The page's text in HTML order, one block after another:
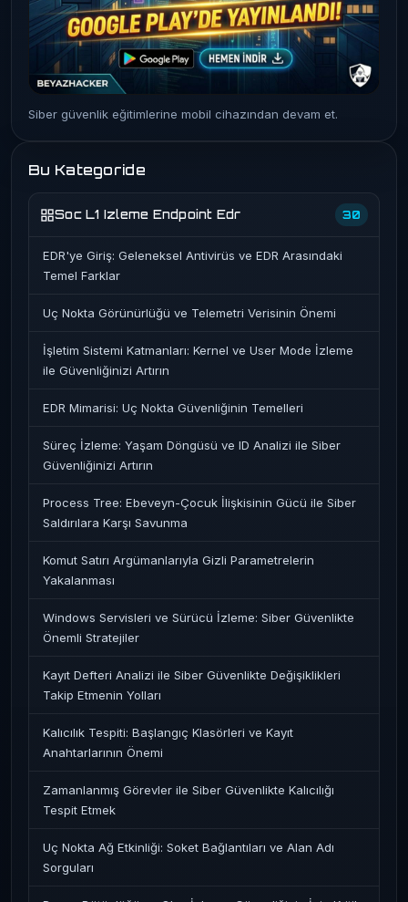
Siber güvenlik eğitimlerine mobil cihazından devam et.
Bu Kategoride
Soc L1 Izleme Endpoint Edr 30
EDR'ye Giriş: Geleneksel Antivirüs ve EDR Arasındaki
Temel Farklar
Uç Nokta Görünürlüğü ve Telemetri Verisinin Önemi
İşletim Sistemi Katmanları: Kernel ve User Mode İzleme
ile Güvenliğinizi Artırın
EDR Mimarisi: Uç Nokta Güvenliğinin Temelleri
Süreç İzleme: Yaşam Döngüsü ve ID Analizi ile Siber
Güvenliğinizi Artırın
Process Tree: Ebeveyn-Çocuk İlişkisinin Gücü ile Siber
Saldırılara Karşı Savunma
Komut Satırı Argümanlarıyla Gizli Parametrelerin
Yakalanması
Windows Servisleri ve Sürücü İzleme: Siber Güvenlikte
Önemli Stratejiler
Kayıt Defteri Analizi ile Siber Güvenlikte Değişiklikleri
Takip Etmenin Yolları
Kalıcılık Tespiti: Başlangıç Klasörleri ve Kayıt
Anahtarlarının Önemi
Zamanlanmış Görevler ile Siber Güvenlikte Kalıcılığı
Tespit Etmek
Uç Nokta Ağ Etkinliği: Soket Bağlantıları ve Alan Adı
Sorguları